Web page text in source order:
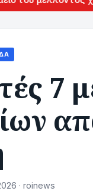
7
· roinews